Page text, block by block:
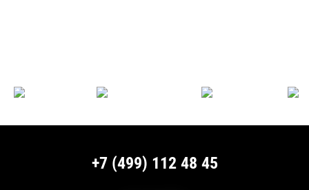
+7 (499) 112 48 45